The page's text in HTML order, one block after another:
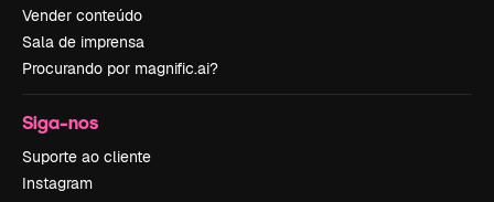
Vender conteúdo
Sala de imprensa
Procurando por magnific.ai?
Siga-nos
Suporte ao cliente
Instagram